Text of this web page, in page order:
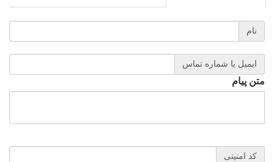
نام
ایمیل یا شماره تماس
متن پیام
کد امنیتی